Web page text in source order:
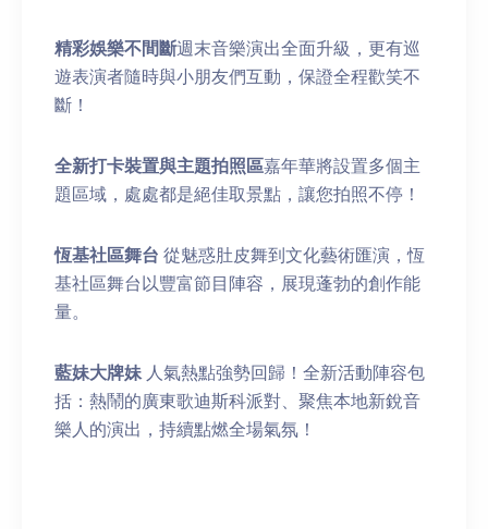
精彩娛樂不間斷週末音樂演出全面升級，更有巡
遊表演者隨時與小朋友們互動，保證全程歡笑不
斷！
全新打卡裝置與主題拍照區嘉年華將設置多個主
題區域，處處都是絕佳取景點，讓您拍照不停！
恆基社區舞台 從魅惑肚皮舞到文化藝術匯演，恆
基社區舞台以豐富節目陣容，展現蓬勃的創作能
量。
藍妹大牌妹人氣熱點強勢回歸！全新活動陣容包
括：熱鬧的廣東歌迪斯科派對、聚焦本地新銳音
樂人的演出，持續點燃全場氣氛！